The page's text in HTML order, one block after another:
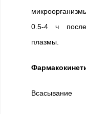
0.5-4 ч после
плазмы.
Всасывание